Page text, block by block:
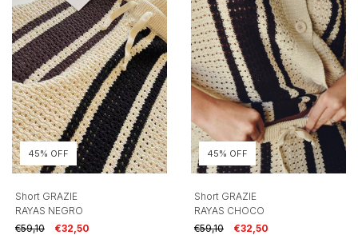
45% OFF
Short GRAZIE
RAYAS NEGRO
€59,10
€32,50
45% OFF
Short GRAZIE
RAYAS CHOCO
€59,10
€32,50